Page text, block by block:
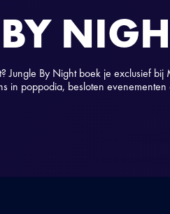
Jungle By Night boek je exclusief bij
in poppodia, besloten evenementen